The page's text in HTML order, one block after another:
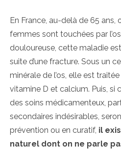
En France, au-delà de 65 ans,
femmes sont touchées par
douloureuse, cette maladie
suite d’une fracture. Sous un
minérale de l’os, elle est
vitamine D et calcium. Puis, si
des soins médicamenteux,
secondaires indésirables,
prévention ou en curatif, il
naturel dont on ne parle